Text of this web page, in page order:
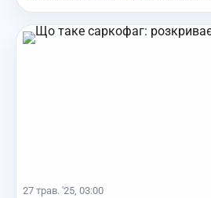
27 трав. '25, 03:00